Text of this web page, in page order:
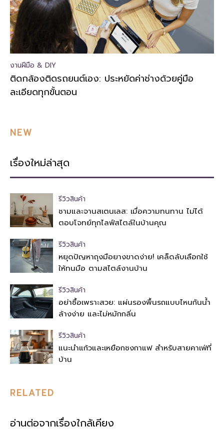
งานฝีมือ & DIY
ติดกล้องติดรถยนต์เอง: ประหยัดค่าช่างด้วยคู่มือ
ละเอียดทุกขั้นตอน
NEW
เรื่องใหม่ล่าสุด
รีวิวสินค้า
ชามและจานสเตนเลส: เมื่อความทนทาน ไม่ได้
ตอบโจทย์ทุกไลฟ์สไตล์ในบ้านคุณ
รีวิวสินค้า
หยุดปัญหาถุงมือยางขาดง่าย! เคล็ดลับเลือกใช้
ให้ทนมือ ตามสไตล์งานบ้าน
รีวิวสินค้า
อย่าซื้อเพราะสวย: แผ่นรองพื้นรถแบบไหนกันน้ำ
ล้างง่าย และไม่หมักกลิ่น
รีวิวสินค้า
แนะนำแก้วและเหยือกชงกาแฟ สำหรับสายคาเฟ่ที่
บ้าน
RELATED
อ่านต่อจากเรื่องใกล้เคียง